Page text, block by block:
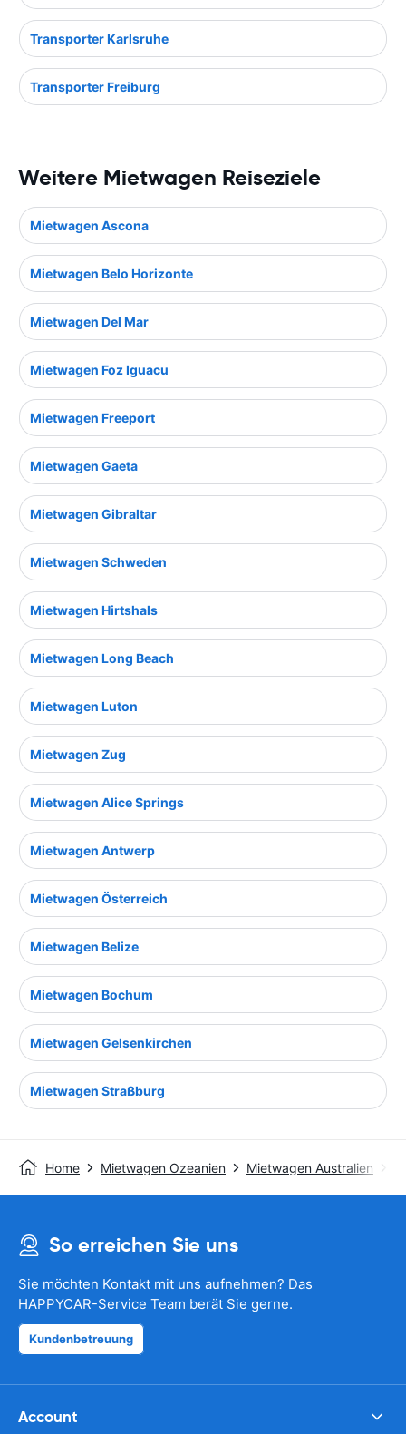
Transporter Karlsruhe
Transporter Freiburg
Weitere Mietwagen Reiseziele
Mietwagen Ascona
Mietwagen Belo Horizonte
Mietwagen Del Mar
Mietwagen Foz Iguacu
Mietwagen Freeport
Mietwagen Gaeta
Mietwagen Gibraltar
Mietwagen Schweden
Mietwagen Hirtshals
Mietwagen Long Beach
Mietwagen Luton
Mietwagen Zug
Mietwagen Alice Springs
Mietwagen Antwerp
Mietwagen Österreich
Mietwagen Belize
Mietwagen Bochum
Mietwagen Gelsenkirchen
Mietwagen Straßburg
Home Mietwagen Ozeanien Mietwagen Australien
So erreichen Sie uns
Sie möchten Kontakt mit uns aufnehmen? Das
HAPPYCAR-Service Team berät Sie gerne.
Kundenbetreuung
Account